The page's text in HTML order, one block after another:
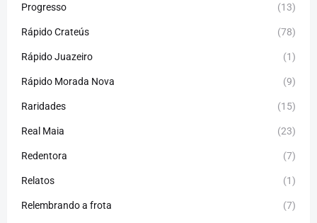
Progresso (13)
Rápido Crateús (78)
Rápido Juazeiro (1)
Rápido Morada Nova (9)
Raridades (15)
Real Maia (23)
Redentora (7)
Relatos (1)
Relembrando a frota (7)